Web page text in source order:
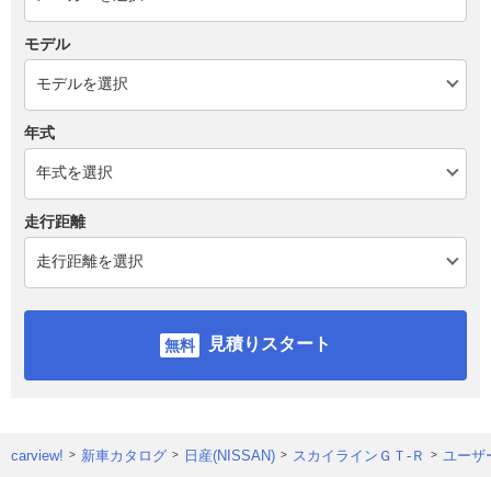
モデル
年式
走行距離
見積りスタート
carview! 新車カタログ 日産(NISSAN) スカイラインＧＴ‐Ｒ ユーザ